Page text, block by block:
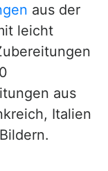
aus der
leicht
aus
Italien